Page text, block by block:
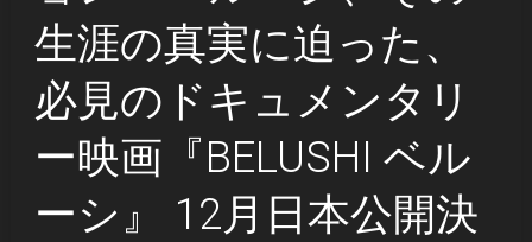
生涯の真実に迫った、
必見のドキュメンタリ
ー映画『BELUSHI ベル
ーシ』 12月日本公開決